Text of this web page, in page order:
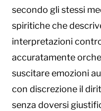
secondo gli stessi
spiritiche che
interpretazioni
accuratamente
suscitare emozioni
con discrezione il
senza doversi